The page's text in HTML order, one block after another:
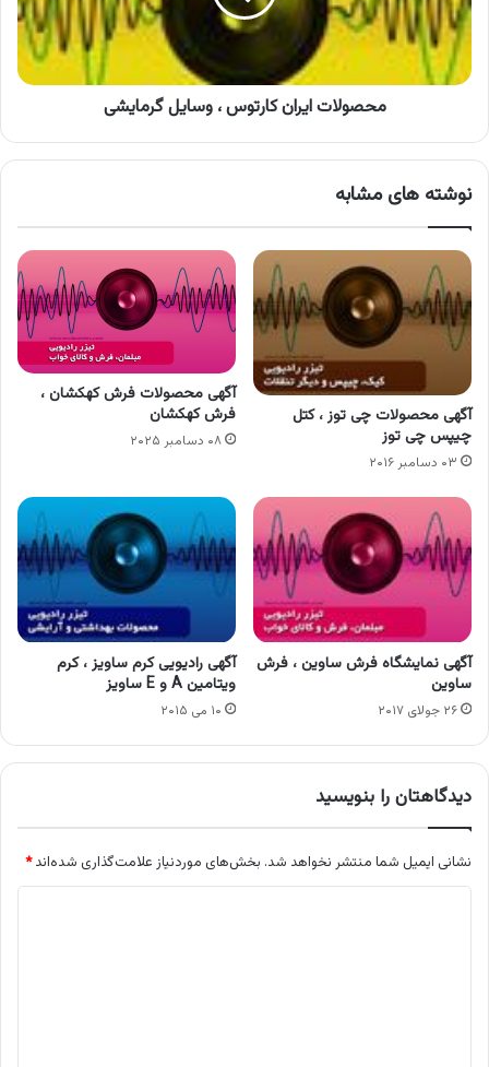
گرمایشی
محصولات ایران کارتوس ، وسایل گرمایشی
نوشته های مشابه
آگهی محصولات چی توز ، کتل
چیپس چی توز
۰۳ دسامبر ۲۰۱۶
آگهی محصولات فرش کهکشان ،
فرش کهکشان
۰۸ دسامبر ۲۰۲۵
آگهی نمایشگاه فرش ساوین ، فرش
ساوین
۲۶ جولای ۲۰۱۷
آگهی رادیویی کرم ساویز ، کرم
ویتامین A و E ساویز
۱۰ می ۲۰۱۵
دیدگاهتان را بنویسید
نشانی ایمیل شما منتشر نخواهد شد. بخش‌های موردنیاز علامت‌گذاری شده‌اند*